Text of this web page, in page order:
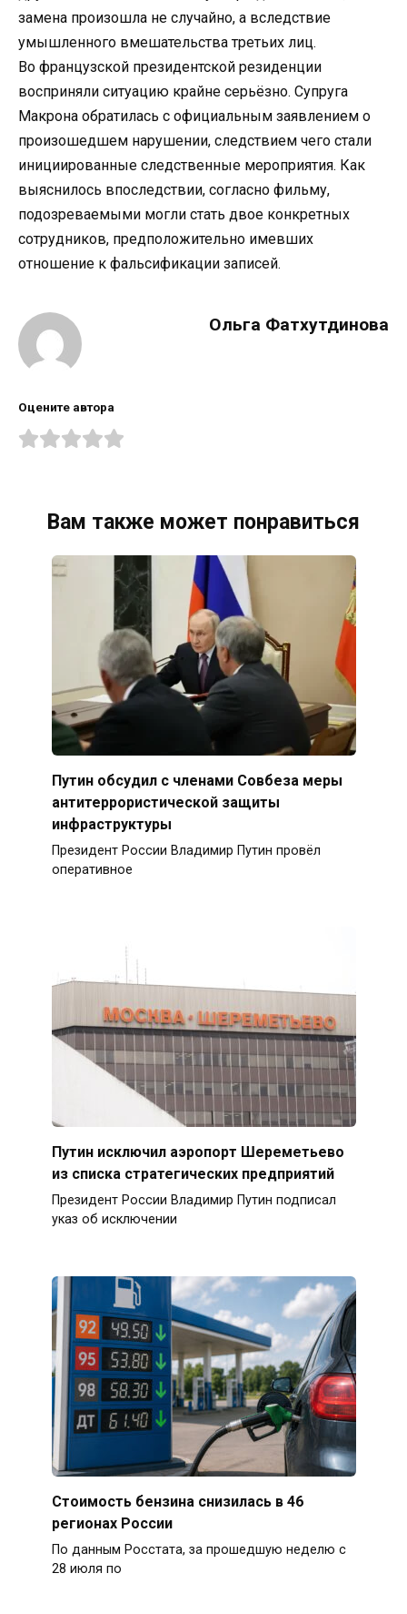
замена произошла не случайно, а вследствие
умышленного вмешательства третьих лиц.
Во французской президентской резиденции
восприняли ситуацию крайне серьёзно. Супруга
Макрона обратилась с официальным заявлением о
произошедшем нарушении, следствием чего стали
инициированные следственные мероприятия. Как
выяснилось впоследствии, согласно фильму,
подозреваемыми могли стать двое конкретных
сотрудников, предположительно имевших
отношение к фальсификации записей.
Ольга Фатхутдинова
Оцените автора
Вам также может понравиться
Путин обсудил с членами Совбеза меры
антитеррористической защиты
инфраструктуры
Президент России Владимир Путин провёл
оперативное
Путин исключил аэропорт Шереметьево
из списка стратегических предприятий
Президент России Владимир Путин подписал
указ об исключении
Стоимость бензина снизилась в 46
регионах России
По данным Росстата, за прошедшую неделю с
28 июля по